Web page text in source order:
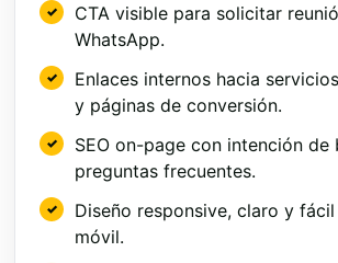
CTA visible para solicitar
WhatsApp.
Enlaces internos hacia
y páginas de conversión.
SEO on-page con intención de
preguntas frecuentes.
Diseño responsive, claro y
móvil.